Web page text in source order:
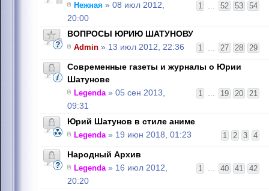
1 ... 52 53 54
Нежная » 08 июл 2012,
20:00
ВОПРОСЫ ЮРИЮ ШАТУНОВУ
1 ... 27 28 29
Admin » 13 июл 2012, 22:36
Современные газеты и журналы о Юрии
Шатунове
1 ... 19 20 21
Legenda» 05 сен 2013,
09:31
Юрий Шатунов в стиле аниме
1 2 3 4
Legenda» 19 июн 2018, 01:23
Народный Архив
1 ... 40 41 42
Legenda» 16 июл 2012,
20:20